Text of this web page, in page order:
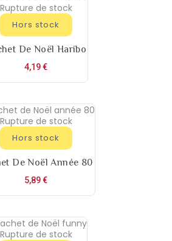
Rupture de stock
Hors stock
De Noël Haribo
4,19 €Prix
Rupture de stock
Hors stock
De Noël Année 80
5,89 €Prix
Rupture de stock